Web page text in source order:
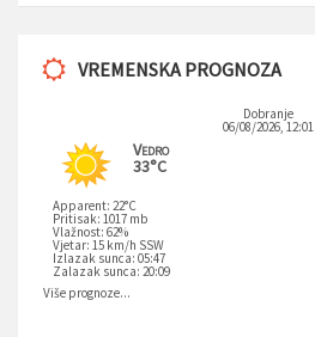
VREMENSKA PROGNOZA
Dobranje
06/08/2026, 12:01
Vedro
33°C
Apparent: 22°C
Pritisak: 1017 mb
Vlažnost: 62%
Vjetar: 15 km/h SSW
Izlazak sunca: 05:47
Zalazak sunca: 20:09
Više prognoze...